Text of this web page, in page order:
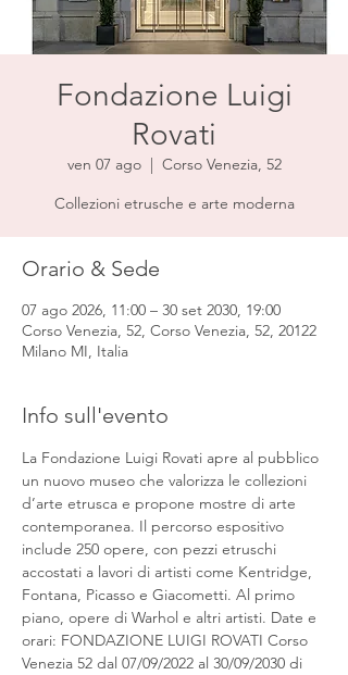
Fondazione Luigi
Rovati
ven 07 ago
  |
Corso Venezia, 52
Collezioni etrusche e arte moderna
Orario & Sede
07 ago 2026, 11:00 – 30 set 2030, 19:00
Corso Venezia, 52, Corso Venezia, 52, 20122
Milano MI, Italia
Info sull'evento
La Fondazione Luigi Rovati apre al pubblico
un nuovo museo che valorizza le collezioni
d’arte etrusca e propone mostre di arte
contemporanea. Il percorso espositivo
include 250 opere, con pezzi etruschi
accostati a lavori di artisti come Kentridge,
Fontana, Picasso e Giacometti. Al primo
piano, opere di Warhol e altri artisti. Date e
orari: FONDAZIONE LUIGI ROVATI Corso
Venezia 52 dal 07/09/2022 al 30/09/2030 di